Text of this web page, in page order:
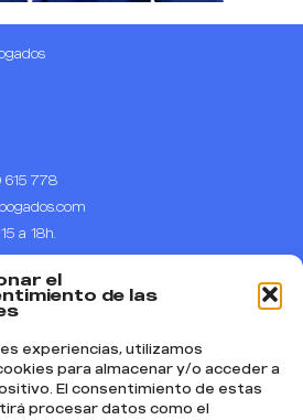
el
de las
experiencias, utilizamos
para almacenar y/o acceder a
El consentimiento de estas
procesar datos como el
615 778
a 18h.
+1
B, 28013 – Madrid.